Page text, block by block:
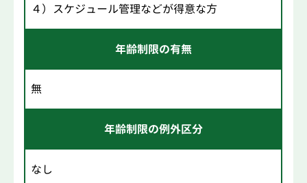
４）スケジュール管理などが得意な方
年齢制限の有無
無
年齢制限の例外区分
なし